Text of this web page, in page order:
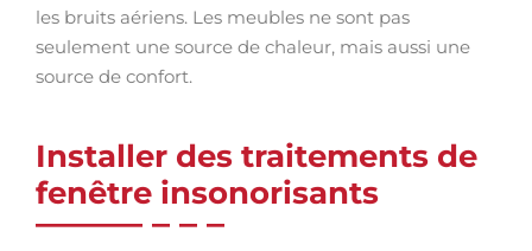
les bruits aériens. Les meubles ne sont pas
seulement une source de chaleur, mais aussi une
source de confort.
Installer des traitements de
fenêtre insonorisants